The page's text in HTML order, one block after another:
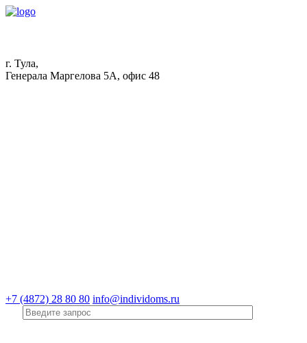
г. Тула,
Генерала Маргелова 5А, офис 48
+7 (4872) 28 80 80 info@individoms.ru